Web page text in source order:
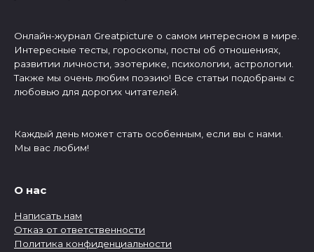
Онлайн-журнал Greatpicture о самом интересном в мире.
Интересные тесты, гороскопы, посты об отношениях,
развитии личности, эзотерике, психологии, астрологии.
Также мы очень любим поэзию! Все статьи подобраны с
любовью для дорогих читателей.
Каждый день может стать особенным, если вы с нами.
Мы вас любим!
О нас
Написать нам
Отказ от ответственности
Политика конфиденциальности